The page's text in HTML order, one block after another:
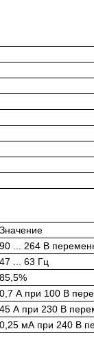
Значение
90 ... 264 В
47 ... 63 Гц
85,5%
0,7 А при 100 В
45 А при 230 В
0,25 мА при 240 В